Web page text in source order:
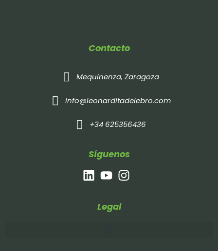
Contacto
Mequinenza, Zaragoza
info@leonarditadelebro.com
+34 625356436
Síguenos
Legal